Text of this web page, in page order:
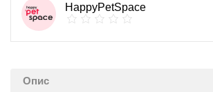
HappyPetSpace
Опис